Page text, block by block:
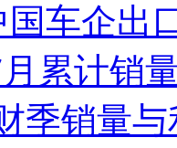
国车企出
累计销
季销量